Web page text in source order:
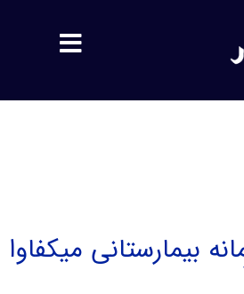
بیمارستانی میکفاوا